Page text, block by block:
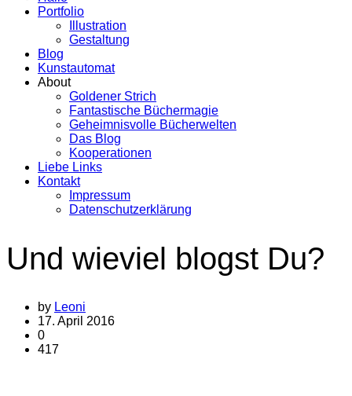
Portfolio
Illustration
Gestaltung
Blog
Kunstautomat
About
Goldener Strich
Fantastische Büchermagie
Geheimnisvolle Bücherwelten
Das Blog
Kooperationen
Liebe Links
Kontakt
Impressum
Datenschutzerklärung
Und wieviel blogst Du?
by Leoni
17. April 2016
0
417